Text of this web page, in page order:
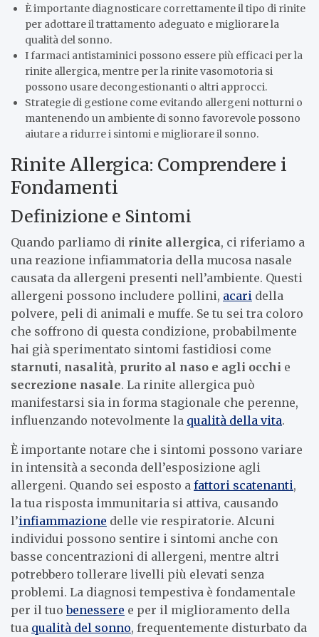
È importante diagnosticare correttamente il tipo di rinite
per adottare il trattamento adeguato e migliorare la
qualità del sonno.
I farmaci antistaminici possono essere più efficaci per la
rinite allergica, mentre per la rinite vasomotoria si
possono usare decongestionanti o altri approcci.
Strategie di gestione come evitando allergeni notturni o
mantenendo un ambiente di sonno favorevole possono
aiutare a ridurre i sintomi e migliorare il sonno.
Rinite Allergica: Comprendere i
Fondamenti
Definizione e Sintomi
Quando parliamo di rinite allergica, ci riferiamo a
una reazione infiammatoria della mucosa nasale
causata da allergeni presenti nell’ambiente. Questi
allergeni possono includere pollini, acari della
polvere, peli di animali e muffe. Se tu sei tra coloro
che soffrono di questa condizione, probabilmente
hai già sperimentato sintomi fastidiosi come
starnuti, nasalità, prurito al naso e agli occhi e
secrezione nasale. La rinite allergica può
manifestarsi sia in forma stagionale che perenne,
influenzando notevolmente la qualità della vita.
È importante notare che i sintomi possono variare
in intensità a seconda dell’esposizione agli
allergeni. Quando sei esposto a fattori scatenanti,
la tua risposta immunitaria si attiva, causando
l’infiammazione delle vie respiratorie. Alcuni
individui possono sentire i sintomi anche con
basse concentrazioni di allergeni, mentre altri
potrebbero tollerare livelli più elevati senza
problemi. La diagnosi tempestiva è fondamentale
per il tuobenessere e per il miglioramento della
tua qualità del sonno, frequentemente disturbato da